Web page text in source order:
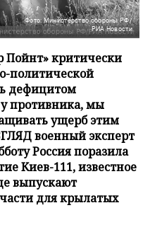
Фото: Министерство обороны РФ/
РИА Новости
Пойнт» критически
политической
дефицитом
противника, мы
ущерб этим
военный эксперт
Россия поразила
Киев-111, известное
выпускают
для крылатых